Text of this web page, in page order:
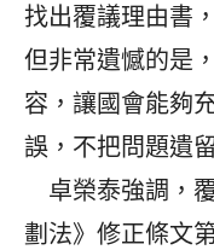
找出覆議理由書
但非常遺憾的是
容，讓國會能夠
誤，不把問題遺
卓榮泰強調，
劃法》修正條文